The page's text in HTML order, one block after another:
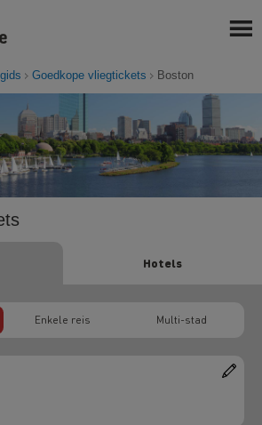
Goedkope vliegtickets Boston